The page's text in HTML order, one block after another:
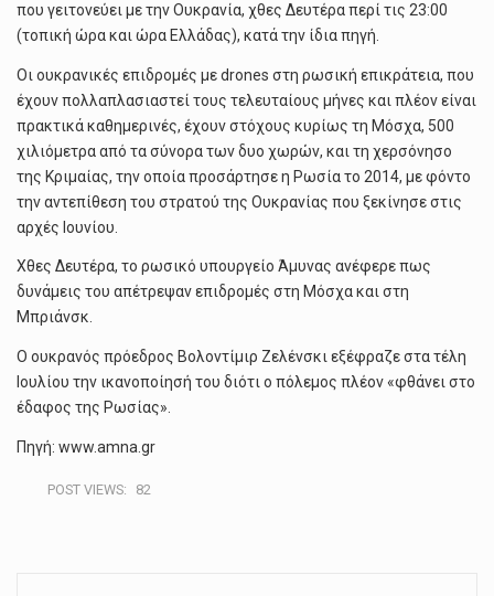
που γειτονεύει με την Ουκρανία, χθες Δευτέρα περί τις 23:00
(τοπική ώρα και ώρα Ελλάδας), κατά την ίδια πηγή.
Οι ουκρανικές επιδρομές με drones στη ρωσική επικράτεια, που
έχουν πολλαπλασιαστεί τους τελευταίους μήνες και πλέον είναι
πρακτικά καθημερινές, έχουν στόχους κυρίως τη Μόσχα, 500
χιλιόμετρα από τα σύνορα των δυο χωρών, και τη χερσόνησο
της Κριμαίας, την οποία προσάρτησε η Ρωσία το 2014, με φόντο
την αντεπίθεση του στρατού της Ουκρανίας που ξεκίνησε στις
αρχές Ιουνίου.
Χθες Δευτέρα, το ρωσικό υπουργείο Άμυνας ανέφερε πως
δυνάμεις του απέτρεψαν επιδρομές στη Μόσχα και στη
Μπριάνσκ.
Ο ουκρανός πρόεδρος Βολοντίμιρ Ζελένσκι εξέφραζε στα τέλη
Ιουλίου την ικανοποίησή του διότι ο πόλεμος πλέον «φθάνει στο
έδαφος της Ρωσίας».
Πηγή: www.amna.gr
POST VIEWS: 82